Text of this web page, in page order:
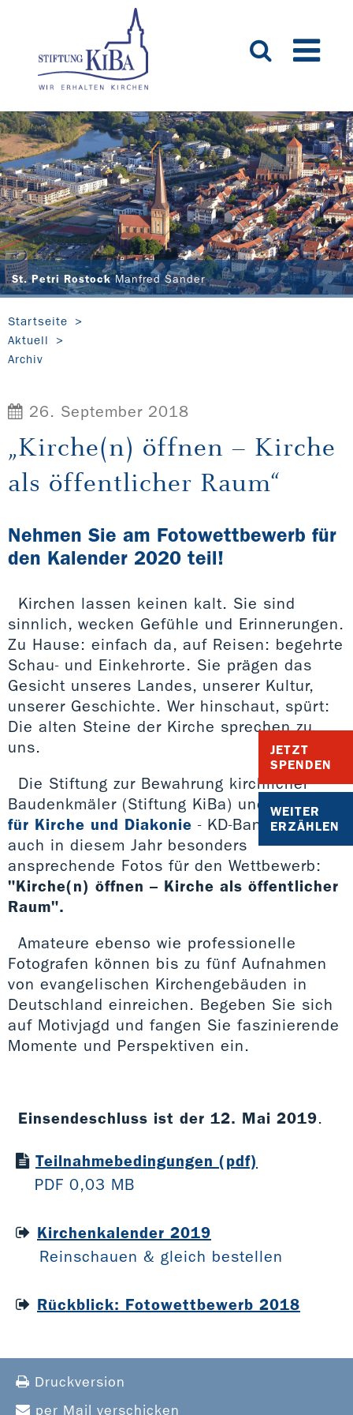
St. Petri RostockManfred Sander
JETZT
SPENDEN
WEITER
ERZÄHLEN
Startseite
Aktuell
Archiv
26. September 2018
„Kirche(n) öffnen – Kirche
als öffentlicher Raum“
Nehmen Sie am Fotowettbewerb für
den Kalender 2020 teil!
Kirchen lassen keinen kalt. Sie sind
sinnlich, wecken Gefühle und Erinnerungen.
Zu Hause: einfach da, auf Reisen: begehrte
Schau- und Einkehrorte. Sie prägen das
Gesicht unseres Landes, unserer Kultur,
unserer Geschichte. Wer hinschaut, spürt:
Die alten Steine der Kirche sprechen zu
uns.
Die Stiftung zur Bewahrung kirchlicher
Baudenkmäler (Stiftung KiBa) und dieBank
für Kirche und Diakonie - KD-Bank suchen
auch in diesem Jahr besonders
ansprechende Fotos für den Wettbewerb:
"Kirche(n) öffnen – Kirche als öffentlicher
Raum".
Amateure ebenso wie professionelle
Fotografen können bis zu fünf Aufnahmen
von evangelischen Kirchengebäuden in
Deutschland einreichen. Begeben Sie sich
auf Motivjagd und fangen Sie faszinierende
Momente und Perspektiven ein.
Einsendeschluss ist der 12. Mai 2019.
Teilnahmebedingungen (pdf)
PDF 0,03 MB
Kirchenkalender 2019
Reinschauen & gleich bestellen
Rückblick: Fotowettbewerb 2018
Druckversion
per Mail verschicken